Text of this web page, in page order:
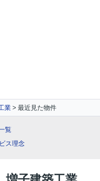
業 最近見た物件
覧
ス理念